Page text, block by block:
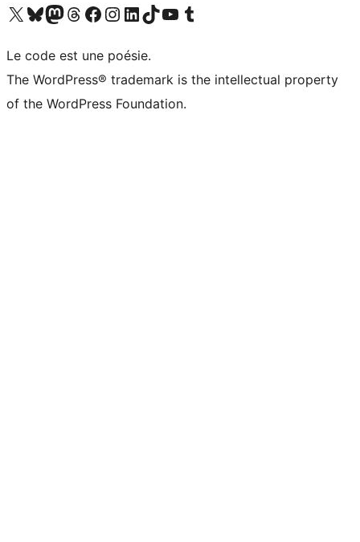
Visitez notre compte X (précédemment Twitter)
Visiter notre compte Bluesky
Visiter notre compte Mastodon
Visiter notre compte Threads
Consulter notre compte Facebook
Consulter notre compte Instagram
Consulter notre compte LinkedIn
Visiter notre compte TokTok
Visiter notre chaîne YouTube
Visiter notre compte Tumblr
Le code est une poésie.
The WordPress® trademark is the intellectual property
of the WordPress Foundation.